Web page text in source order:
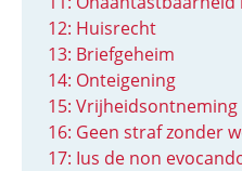
12: Huisrecht
13: Briefgeheim
14: Onteigening
15: Vrijheidsontne­ming
16: Geen straf zonder
17: Ius de non